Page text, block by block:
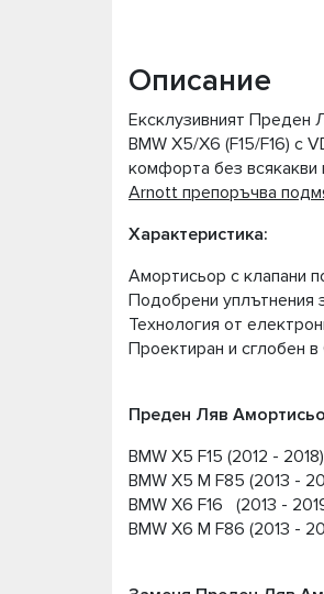
Описание
Ексклузивният Преден
BMW X5/X6 (F15/F16) с
комфорта без
Arnott препоръчва
Характеристика:
Амортисьор с клапани
Подобрени уплътнения
Технология от
Проектиран и сглобен
Преден Ляв
BMW X5 F15 (2012 -
BMW X5 M F85 (2013 -
BMW X6 F16 (2013 -
BMW X6 M F86 (2013 -